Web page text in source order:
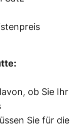
ob Sie Ihr
Sie für die